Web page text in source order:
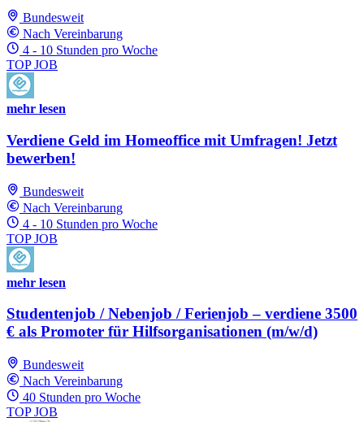
Bundesweit
Nach Vereinbarung
4 - 10 Stunden pro Woche
TOP JOB
mehr lesen
Verdiene Geld im Homeoffice mit Umfragen! Jetzt
bewerben!
Bundesweit
Nach Vereinbarung
4 - 10 Stunden pro Woche
TOP JOB
mehr lesen
Studentenjob / Nebenjob / Ferienjob – verdiene 3500
€ als Promoter für Hilfsorganisationen (m/w/d)
Bundesweit
Nach Vereinbarung
40 Stunden pro Woche
TOP JOB